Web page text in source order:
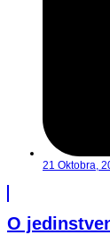
21 Oktobra,
O